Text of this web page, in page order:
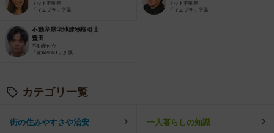
ネット不動産
「イエプラ」所属
ネット不動産
「イエプラ」所属
不動産屋宅地建物取引士
豊田
不動産仲介
「家AGENT」所属
カテゴリ一覧
街の住みやすさや治安 一人暮らしの知識